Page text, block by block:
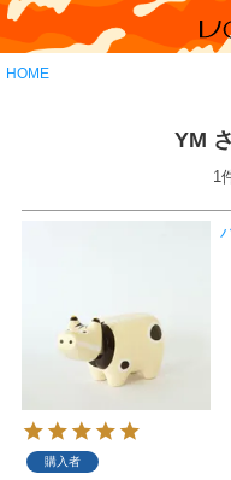
HOME
YM
1
購入者